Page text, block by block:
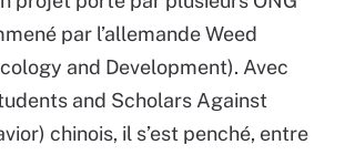
par l’allemande Weed
and Development). Avec
and Scholars Against
chinois, il s’est penché, entre